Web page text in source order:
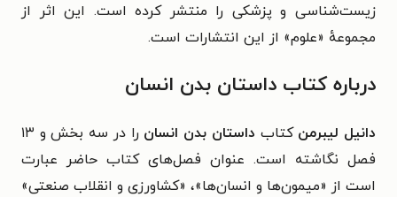
زیست‌شناسی و پزشکی را منتشر کرده است. این اثر از
مجموعهٔ «علوم» از این انتشارات است.
درباره کتاب داستان بدن انسان
دانیل لیبرمن کتاب داستان بدن انسان
را در سه بخش و ۱۳
فصل نگاشته است. عنوان فصل‌های کتاب حاضر عبارت
است از «میمون‌ها و انسان‌ها»، «کشاورزی و انقلاب صنعتی»